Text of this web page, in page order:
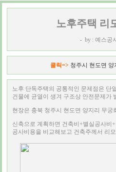
노후주택 리
- by : 예스공
클릭=> 청주시 현도면
노후 단독주택의 공통적인 문제점은 단
건물에 균열이 생겨 구조상 안전문제가
현장은 충북 청주시 현도면 양지리 무궁
신축으로 계획하면 건축비+별실공사비
공사비용을 비교해보고 건축주께서 리